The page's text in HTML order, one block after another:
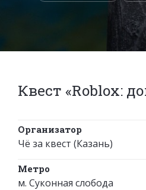
Квест «Roblox:
Организатор
Чё за квест (Казань)
Метро
м. Суконная слобода